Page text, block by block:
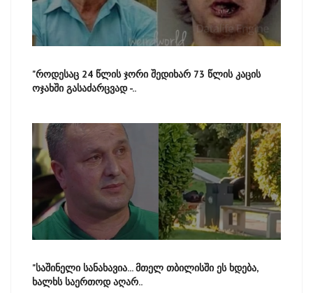
"როდესაც 24 წლის ჯორი შედიხარ 73 წლის კაცის
ოჯახში გასაძარცვად -..
"საშინელი სანახავია... მთელ თბილისში ეს ხდება,
ხალხს საერთოდ აღარ..